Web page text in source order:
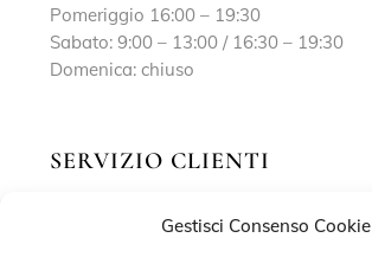
Gestisci Consenso Cookie
Pomeriggio 16:00 – 19:30
Sabato: 9:00 – 13:00 / 16:30 – 19:30
Domenica: chiuso
SERVIZIO CLIENTI
Richiedi un appuntamento